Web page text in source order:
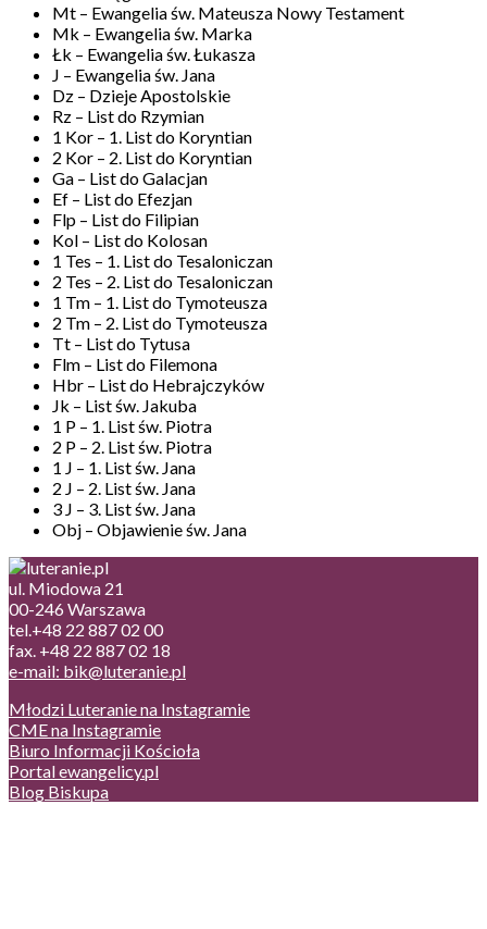
Mt – Ewangelia św. Mateusza Nowy Testament
Mk – Ewangelia św. Marka
Łk – Ewangelia św. Łukasza
J – Ewangelia św. Jana
Dz – Dzieje Apostolskie
Rz – List do Rzymian
1 Kor – 1. List do Koryntian
2 Kor – 2. List do Koryntian
Ga – List do Galacjan
Ef – List do Efezjan
Flp – List do Filipian
Kol – List do Kolosan
1 Tes – 1. List do Tesaloniczan
2 Tes – 2. List do Tesaloniczan
1 Tm – 1. List do Tymoteusza
2 Tm – 2. List do Tymoteusza
Tt – List do Tytusa
Flm – List do Filemona
Hbr – List do Hebrajczyków
Jk – List św. Jakuba
1 P – 1. List św. Piotra
2 P – 2. List św. Piotra
1 J – 1. List św. Jana
2 J – 2. List św. Jana
3 J – 3. List św. Jana
Obj – Objawienie św. Jana
ul. Miodowa 21
00-246 Warszawa
tel.+48 22 887 02 00
fax. +48 22 887 02 18
e-mail: bik@luteranie.pl
Młodzi Luteranie na Instagramie
CME na Instagramie
Biuro Informacji Kościoła
Portal ewangelicy.pl
Blog Biskupa